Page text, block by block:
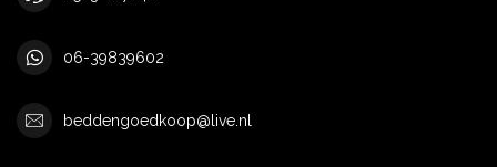
06-39839602
beddengoedkoop@live.nl